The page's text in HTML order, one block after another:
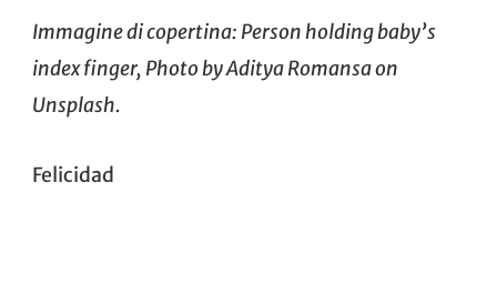
Immagine di copertina: Person holding baby’s
index finger, Photo byAditya Romansaon
Unsplash.
Felicidad